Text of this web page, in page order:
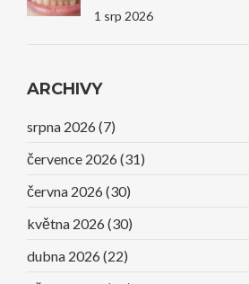
1 srp 2026
ARCHIVY
srpna 2026 (7)
července 2026 (31)
června 2026 (30)
května 2026 (30)
dubna 2026 (22)